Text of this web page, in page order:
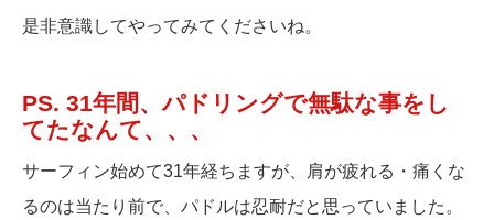
是非意識してやってみてくださいね。
PS. 31年間、パドリングで無駄な事をし
てたなんて、、、
サーフィン始めて31年経ちますが、肩が疲れる・痛くな
るのは当たり前で、パドルは忍耐だと思っていました。